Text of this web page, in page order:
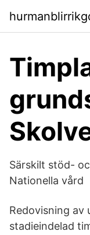
Särskilt stöd-
Nationella vård
Redovisning
stadieindelad